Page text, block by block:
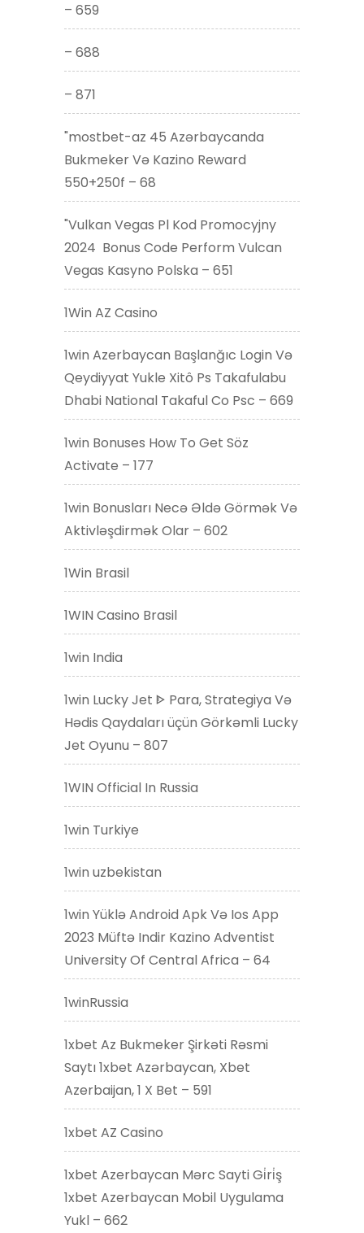
– 659
– 688
– 871
"mostbet-az 45 Azərbaycanda
Bukmeker Və Kazino Reward
550+250f – 68
"Vulkan Vegas Pl Kod Promocyjny
2024 ️ Bonus Code Perform Vulcan
Vegas Kasyno Polska – 651
1Win AZ Casino
1win Azerbaycan Başlanğıc Login Və
Qeydiyyat Yukle Xitô Ps Takafulabu
Dhabi National Takaful Co Psc – 669
1win Bonuses How To Get Söz
Activate – 177
1win Bonusları Necə Əldə Görmək Və
Aktivləşdirmək Olar – 602
1Win Brasil
1WIN Casino Brasil
1win India
1win Lucky Jet ᐈ Para, Strategiya Və
Hədis Qaydaları üçün Görkəmli Lucky
Jet Oyunu – 807
1WIN Official In Russia
1win Turkiye
1win uzbekistan
1win Yüklə Android Apk Və Ios App
2023 Müftə Indir Kazino Adventist
University Of Central Africa – 64
1winRussia
1xbet Az Bukmeker Şirkəti Rəsmi
Saytı 1xbet Azərbaycan, Xbet
Azerbaijan, 1 X Bet – 591
1xbet AZ Casino
1xbet Azerbaycan Mərc Sayti Gi̇ri̇ş
1xbet Azerbaycan Mobil Uygulama
Yukl – 662